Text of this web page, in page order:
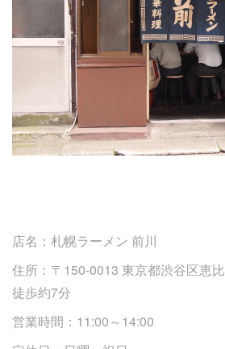
店名：札幌ラーメン 前川
住所：〒150-0013 東京都渋谷区恵
徒歩約7分
営業時間：11:00～14:00